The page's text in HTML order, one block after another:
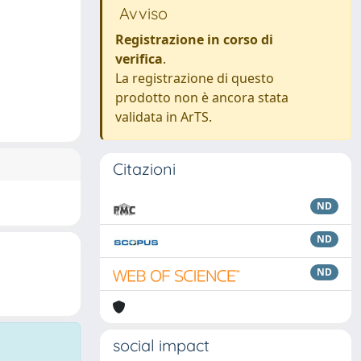
Avviso
Registrazione in corso di
verifica.
La registrazione di questo
prodotto non è ancora stata
validata in ArTS.
Citazioni
ND
ND
ND
social impact